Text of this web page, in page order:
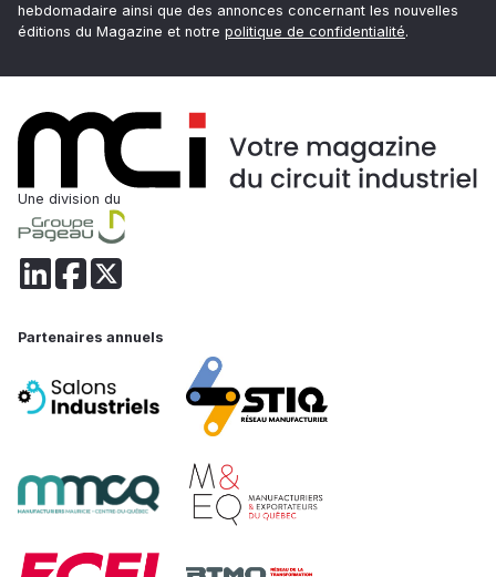
hebdomadaire ainsi que des annonces concernant les nouvelles
éditions du Magazine et notre politique de confidentialité.
Une division du
Partenaires annuels